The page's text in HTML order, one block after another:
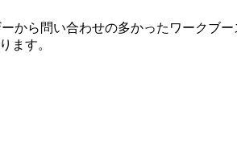
から問い合わせの多かったワークブ
ます。